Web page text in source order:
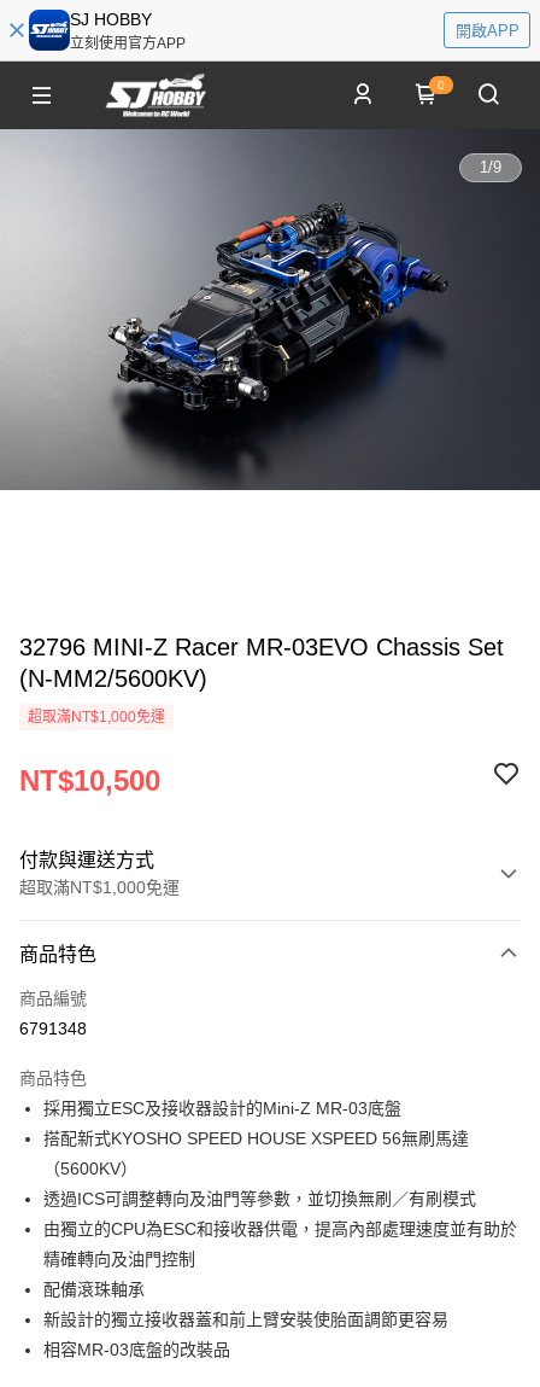
SJ HOBBY
立刻使用官方APP
開啟APP
0
1/9
32796 MINI-Z Racer MR-03EVO Chassis Set
(N-MM2/5600KV)
超取滿NT$1,000免運
NT$10,500
付款與運送方式
超取滿NT$1,000免運
信用卡一次付款
信用卡分期付款
合作金庫商業銀行
華南商業銀行
彰化商業銀行
上海商業儲蓄銀行
台北富邦商業銀行
國泰世華商業銀行
臺灣中小企業銀行
台中商業銀行
匯豐（台灣）商業銀行
華泰商業銀行
聯邦商業銀行
遠東國際商業銀行
元大商業銀行
玉山商業銀行
台新國際商業銀行
中國信託商業銀行
台灣樂天信用卡公司
6 期 0 利率 每期
華南商業銀行
上海商業儲蓄銀行
國泰世華商業銀行
兆豐國際商業銀行
臺灣中小企業銀行
台中商業銀行
匯豐（台灣）商業銀行
聯邦商業銀行
元大商業銀行
玉山商業銀行
星展（台灣）商業銀行
台新國際商業銀行
超商取貨付款
LINE Pay
Apple Pay
街口支付
悠遊付
Google Pay
商品特色
商品編號
6791348
商品特色
採用獨立ESC及接收器設計的Mini-Z MR-03底盤
搭配新式KYOSHO SPEED HOUSE XSPEED 56無刷馬達
（5600KV）
透過ICS可調整轉向及油門等參數，並切換無刷／有刷模式
由獨立的CPU為ESC和接收器供電，提高內部處理速度並有助於
精確轉向及油門控制
配備滾珠軸承
新設計的獨立接收器蓋和前上臂安裝使胎面調節更容易
相容MR-03底盤的改裝品